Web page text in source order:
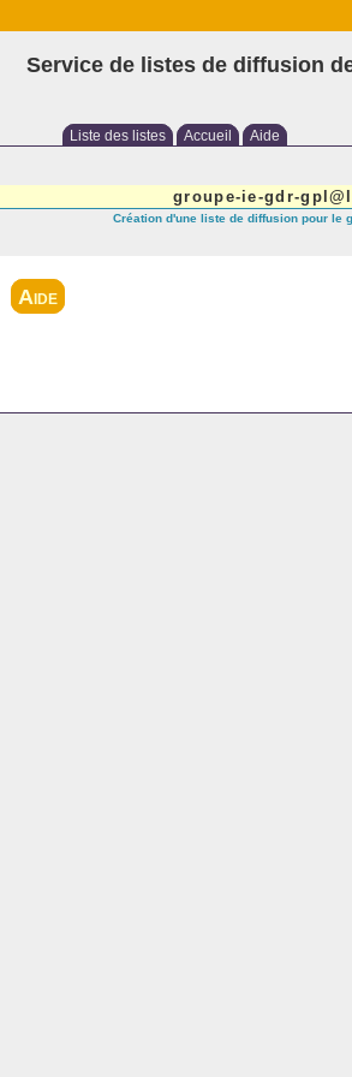
Service de listes de diffusion
Liste des listes Accueil Aide
groupe-ie-gdr-
Création d'une liste de diffusion pour le
Aide